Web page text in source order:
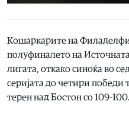
Кошаркарите на
полуфиналето на
лигата, откако синоќа во
серијата до четири
терен над Бостон со 109-100.